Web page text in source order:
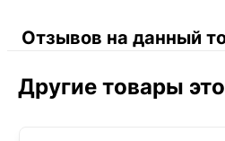
Отзывов на данный
Другие товары